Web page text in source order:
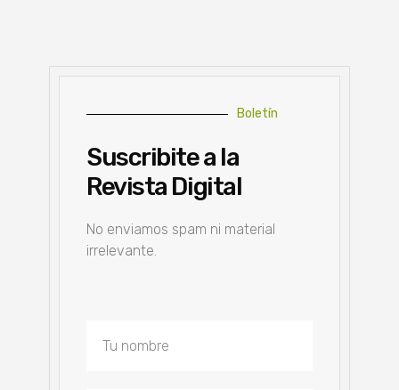
Boletín
Suscribite a la
Revista Digital
No enviamos spam ni material
irrelevante.